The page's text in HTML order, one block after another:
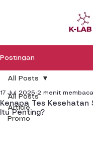
Postingan
All Posts
Article
Promo
All Posts
Kenapa Tes Kesehatan
Itu Penting?
17 Jul 2025 2 menit membaca